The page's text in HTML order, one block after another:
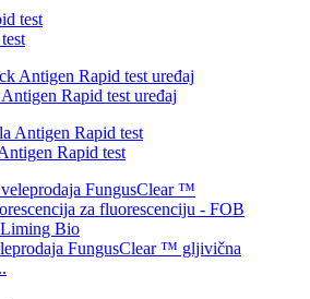
Rapid test uređaj
Rapid test
FungusClear ™ gljivična